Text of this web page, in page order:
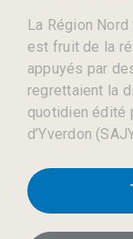
La Région
est fruit de la
appuyés par
regrettaient la
quotidien édité
d’Yverdon